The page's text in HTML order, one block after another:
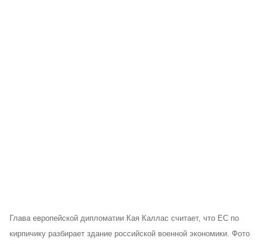
Глава европейской дипломатии Кая Каллас считает, что ЕС по
кирпичику разбирает здание российской военной экономики. Фото